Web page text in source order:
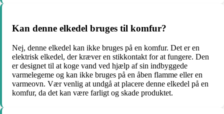
Kan denne elkedel bruges til komfur?
Nej, denne elkedel kan ikke bruges på en komfur. Det er en
elektrisk elkedel, der kræver en stikkontakt for at fungere. Den
er designet til at koge vand ved hjælp af sin indbyggede
varmelegeme og kan ikke bruges på en åben flamme eller en
varmeovn. Vær venlig at undgå at placere denne elkedel på en
komfur, da det kan være farligt og skade produktet.